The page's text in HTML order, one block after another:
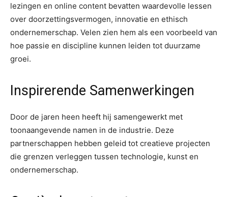
lezingen en online content bevatten waardevolle lessen
over doorzettingsvermogen, innovatie en ethisch
ondernemerschap. Velen zien hem als een voorbeeld van
hoe passie en discipline kunnen leiden tot duurzame
groei.
Inspirerende Samenwerkingen
Door de jaren heen heeft hij samengewerkt met
toonaangevende namen in de industrie. Deze
partnerschappen hebben geleid tot creatieve projecten
die grenzen verleggen tussen technologie, kunst en
ondernemerschap.